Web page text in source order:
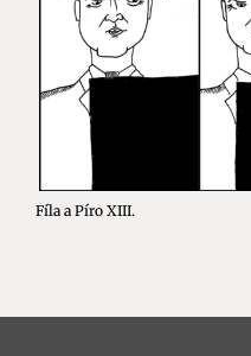
Fíla a Píro XIII.